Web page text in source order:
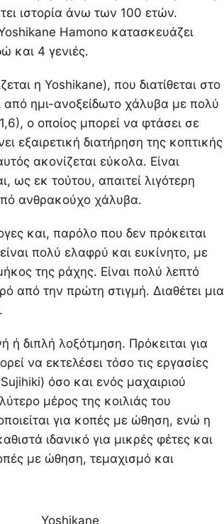
ιστορία άνω των 100 ετών.
Hamono κατασκευάζει
και 4 γενιές.
η Yoshikane), που διατίθεται στο
από ημι-ανοξείδωτο χάλυβα με πολύ
ο οποίος μπορεί να φτάσει σε
εξαιρετική διατήρηση της κοπτικής
ακονίζεται εύκολα. Είναι
ως εκ τούτου, απαιτεί λιγότερη
ανθρακούχο χάλυβα.
και, παρόλο που δεν πρόκειται
πολύ ελαφρύ και ευκίνητο, με
της ράχης. Είναι πολύ λεπτό
από την πρώτη στιγμή. Διαθέτει μια
ή διπλή λοξότμηση. Πρόκειται για
να εκτελέσει τόσο τις εργασίες
όσο και ενός μαχαιριού
μέρος της κοιλιάς του
για κοπές με ώθηση, ενώ η
ιδανικό για μικρές φέτες και
με ώθηση, τεμαχισμό και
Yoshikane